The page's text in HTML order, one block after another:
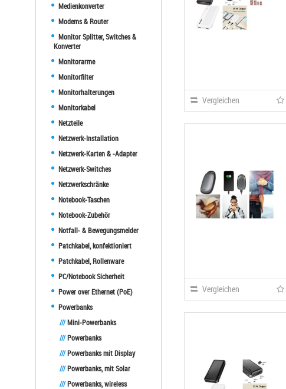
Medienkonverter
Modems & Router
Monitor Splitter, Switches &
Konverter
Monitorarme
Monitorfilter
Monitorhalterungen
Monitorkabel
Netzteile
Netzwerk-Installation
Netzwerk-Karten & -Adapter
Netzwerk-Switches
Netzwerkschränke
Notebook-Taschen
Notebook-Zubehör
Notfall- & Bewegungsmelder
Patchkabel, konfektioniert
Patchkabel, Rollenware
PC/Notebook Sicherheit
Power over Ethernet (PoE)
Powerbanks
///Mini-Powerbanks
///Powerbanks
///Powerbanks mit Display
///Powerbanks, mit Solar
///Powerbanks, wireless
Vergleichen
Vergleichen